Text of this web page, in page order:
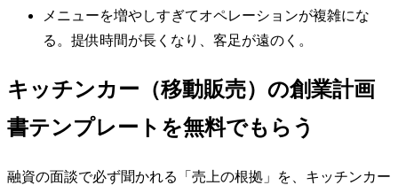
メニューを増やしすぎてオペレーションが複雑にな
る。提供時間が長くなり、客足が遠のく。
キッチンカー（移動販売）の創業計画
書テンプレートを無料でもらう
融資の面談で必ず聞かれる「売上の根拠」を、キッチンカー